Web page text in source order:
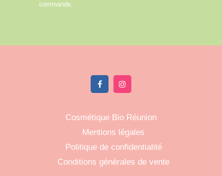
commande.
Cosmétique Bio Réunion
Mentions légales
Politique de confidentialité
Conditions générales de vente